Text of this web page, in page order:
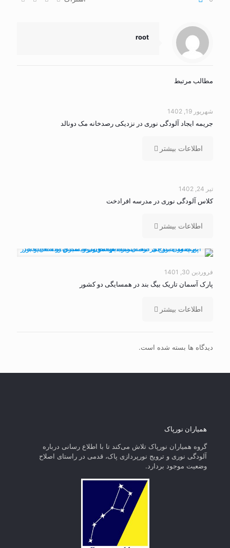
root
مطالب مرتبط
شهریور 19, 1402
جریمه ایجاد آلودگی نوری در نزدیکی رصدخانه مک دونالد
اطلاعات بیشتر
تیر 24, 1402
کلاس آلودگی نوری در مدرسه افرادخت
اطلاعات بیشتر
فروردین 30, 1401
پارک آسمان تاریک بیگ بند در همسایگی دو کشور
اطلاعات بیشتر
دیدگاه ها بسته شده است.
همیاران نورپاک
گروه همیاران نورپاک تلاش می‌کند تا با اطلاع رسانی درباره
آلودگی نوری و ترویج نورپردازی پاک، قدمی در راستای‌ اصلاح
وضعیت موجود بردارد.